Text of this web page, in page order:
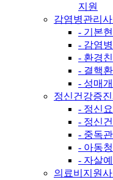
지원
감염병관리
- 기본
- 감염
- 환경
- 결핵
- 성매
정신건강증
- 정신
- 정신
- 중독
- 아동
- 자살
의료비지원